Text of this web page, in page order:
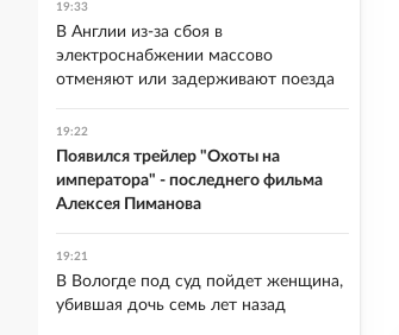
19:33
В Англии из-за сбоя в
электроснабжении массово
отменяют или задерживают поезда
19:22
Появился трейлер "Охоты на
императора" - последнего фильма
Алексея Пиманова
19:21
В Вологде под суд пойдет женщина,
убившая дочь семь лет назад